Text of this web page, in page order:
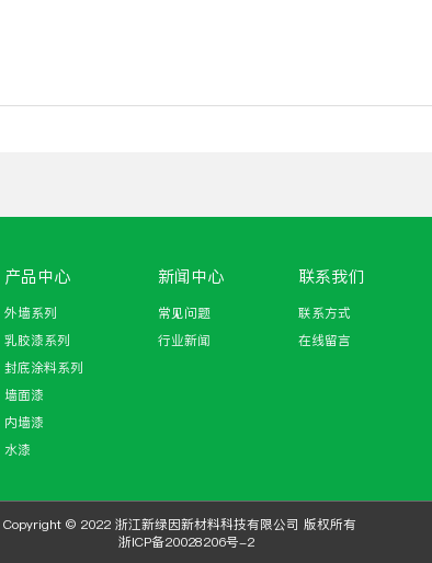
产品中心
外墙系列
乳胶漆系列
封底涂料系列
墙面漆
内墙漆
水漆
新闻中心
常见问题
行业新闻
联系我们
联系方式
在线留言
Copyright © 2022 浙江新绿因新材料科技有限公司 版权所有
浙ICP备20028206号-2